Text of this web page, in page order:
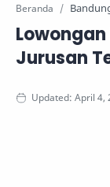
Beranda
Jurusan